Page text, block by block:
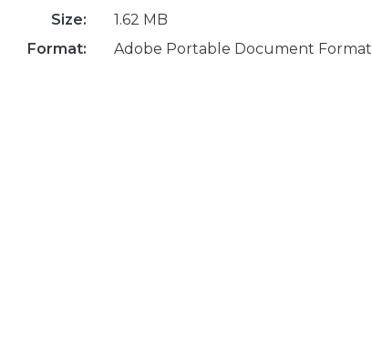
Size:
1.62 MB
Format:
Adobe Portable Document Format